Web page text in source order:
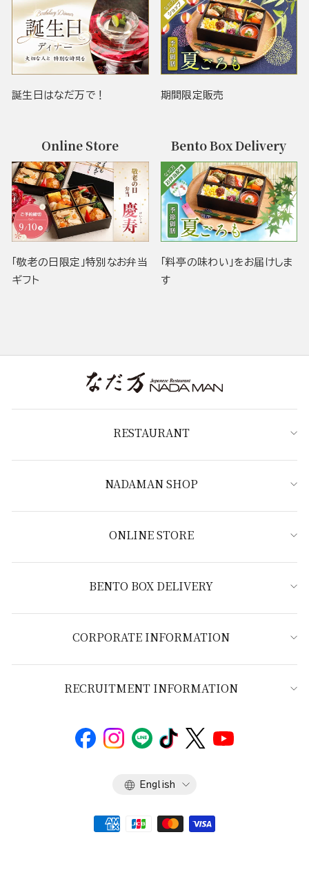
誕生日はなだ万で！ 期間限定販売
Online Store
「敬老の日限定」特別なお弁当
ギフト
Bento Box Delivery
「料亭の味わい」をお届けしま
す
RESTAURANT
NADAMAN SHOP
ONLINE STORE
BENTO BOX DELIVERY
CORPORATE INFORMATION
RECRUITMENT INFORMATION
Language
English